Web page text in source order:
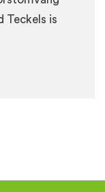
Teckels is